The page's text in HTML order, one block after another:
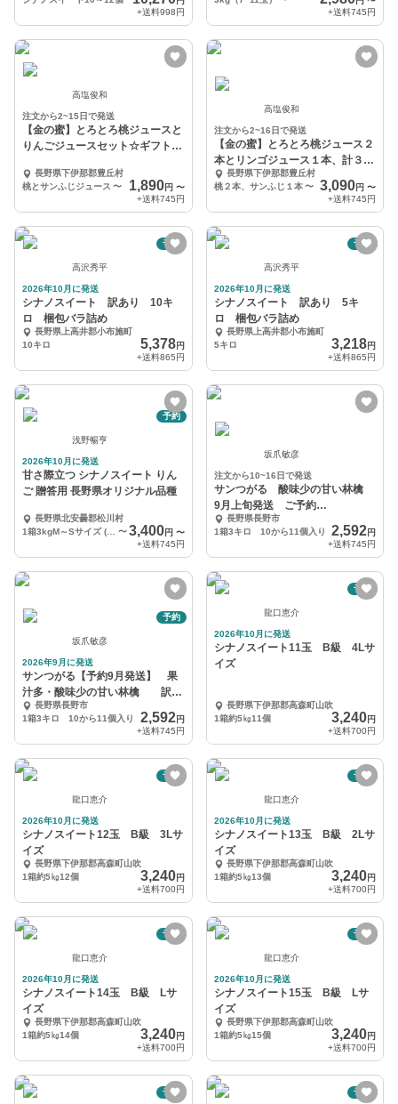
+送料998円
+送料745円
高塩俊和
注文から2~15日で発送
【金の蜜】とろとろ桃ジュースと
りんごジュースセット☆ギフト対
長野県下伊那郡豊丘村
桃とサンふじジュース 〜 1,890円 〜
+送料745円
高塩俊和
注文から2~16日で発送
【金の蜜】とろとろ桃ジュース２
本とリンゴジュース１本、計３本
セット☆ギフト対応可
長野県下伊那郡豊丘村
桃２本、サンふじ１本 〜 3,090円 〜
+送料745円
予約
高沢秀平
2026年10月に発送
シナノスイート 訳あり 10キ
ロ 梱包バラ詰め
長野県上高井郡小布施町
10キロ
5,378円
+送料865円
予約
高沢秀平
2026年10月に発送
シナノスイート 訳あり 5キ
ロ 梱包バラ詰め
長野県上高井郡小布施町
5キロ
3,218円
+送料865円
予約
浅野暢亨
2026年10月に発送
甘さ際立つ シナノスイート りん
ご 贈答用 長野県オリジナル品種
長野県北安曇郡松川村
〜 3,400円 〜
+送料745円
坂爪敏彦
注文から10~16日で発送
サンつがる 酸味少の甘い林檎
9月上旬発送 ご予約
中！！・・・ 訳あり 家庭専用
長野県長野市
1箱3キロ 10から11個入り
2,592円
+送料745円
予約
坂爪敏彦
2026年9月に発送
サンつがる【予約9月発送】 果
汁多・酸味少の甘い林檎 訳あ
り 家庭専用
長野県長野市
1箱3キロ 10から11個入り
2,592円
+送料745円
予約
龍口恵介
2026年10月に発送
シナノスイート11玉 B級 4Lサ
イズ
長野県下伊那郡高森町山吹
1箱約5㎏11個
3,240円
+送料700円
予約
龍口恵介
2026年10月に発送
シナノスイート12玉 B級 3Lサ
イズ
長野県下伊那郡高森町山吹
1箱約5㎏12個
3,240円
+送料700円
予約
龍口恵介
2026年10月に発送
シナノスイート13玉 B級 2Lサ
イズ
長野県下伊那郡高森町山吹
1箱約5㎏13個
3,240円
+送料700円
予約
龍口恵介
2026年10月に発送
シナノスイート14玉 B級 Lサ
イズ
長野県下伊那郡高森町山吹
1箱約5㎏14個
3,240円
+送料700円
予約
龍口恵介
2026年10月に発送
シナノスイート15玉 B級 Lサ
イズ
長野県下伊那郡高森町山吹
1箱約5㎏15個
3,240円
+送料700円
予約 予約